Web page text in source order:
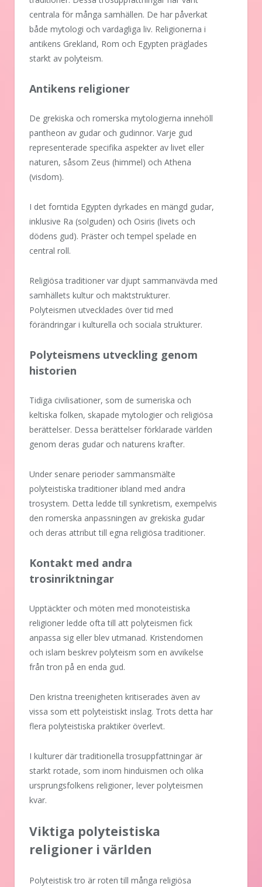
centrala för många samhällen. De har påverkat
både mytologi och vardagliga liv. Religionerna i
antikens Grekland, Rom och Egypten präglades
starkt av polyteism.
Antikens religioner
De grekiska och romerska mytologierna innehöll
pantheon av gudar och gudinnor. Varje gud
representerade specifika aspekter av livet eller
naturen, såsom Zeus (himmel) och Athena
(visdom).
I det forntida Egypten dyrkades en mängd gudar,
inklusive Ra (solguden) och Osiris (livets och
dödens gud). Präster och tempel spelade en
central roll.
Religiösa traditioner var djupt sammanvävda med
samhällets kultur och maktstrukturer.
Polyteismen utvecklades över tid med
förändringar i kulturella och sociala strukturer.
Polyteismens utveckling genom
historien
Tidiga civilisationer, som de sumeriska och
keltiska folken, skapade mytologier och religiösa
berättelser. Dessa berättelser förklarade världen
genom deras gudar och naturens krafter.
Under senare perioder sammansmälte
polyteistiska traditioner ibland med andra
trosystem. Detta ledde till synkretism, exempelvis
den romerska anpassningen av grekiska gudar
och deras attribut till egna religiösa traditioner.
Kontakt med andra
trosinriktningar
Upptäckter och möten med monoteistiska
religioner ledde ofta till att polyteismen fick
anpassa sig eller blev utmanad. Kristendomen
och islam beskrev polyteism som en avvikelse
från tron på en enda gud.
Den kristna treenigheten kritiserades även av
vissa som ett polyteistiskt inslag. Trots detta har
flera polyteistiska praktiker överlevt.
I kulturer där traditionella trosuppfattningar är
starkt rotade, som inom hinduismen och olika
ursprungsfolkens religioner, lever polyteismen
kvar.
Viktiga polyteistiska
religioner i världen
Polyteistisk tro är roten till många religiösa